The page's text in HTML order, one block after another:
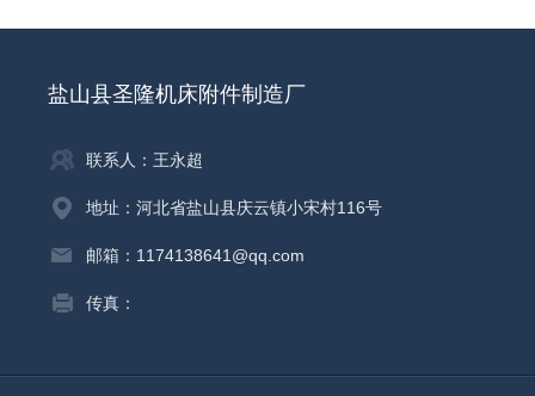
盐山县圣隆机床附件制造厂
联系人：王永超
地址：河北省盐山县庆云镇小宋村116号
邮箱：1174138641@qq.com
传真：